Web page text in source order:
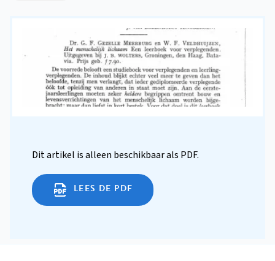
Dit artikel is alleen beschikbaar als PDF.
LEES DE PDF